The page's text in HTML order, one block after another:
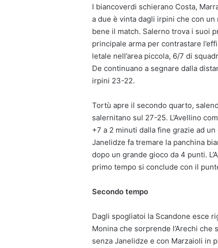
I biancoverdi schierano Costa,
a due è vinta dagli irpini che con
bene il match. Salerno trova i suoi
principale arma per contrastare
letale nell’area piccola, 6/7 di
De continuano a segnare dalla
irpini 23-22.
Tortù apre il secondo quarto,
salernitano sul 27-25. L’Avellino
+7 a 2 minuti dalla fine grazie ad
Janelidze fa tremare la panchina
dopo un grande gioco da 4 punti.
primo tempo si conclude con il
Secondo tempo
Dagli spogliatoi la Scandone esce
Monina che sorprende l’Arechi
senza Janelidze e con Marzaioli in